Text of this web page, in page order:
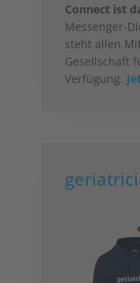
Connect ist
Messenger-
steht allen
Gesellschaft
Verfügung.